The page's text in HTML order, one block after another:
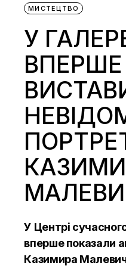
МИСТЕЦТВО
У
ВПЕРШЕ
У Центрі
вперше показали
Казимира